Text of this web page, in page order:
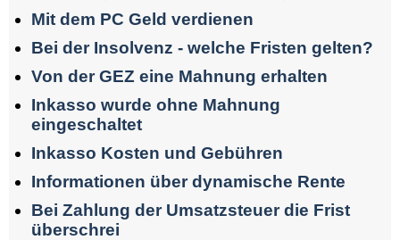
Mit dem PC Geld verdienen
Bei der Insolvenz - welche Fristen gelten?
Von der GEZ eine Mahnung erhalten
Inkasso wurde ohne Mahnung
eingeschaltet
Inkasso Kosten und Gebühren
Informationen über dynamische Rente
Bei Zahlung der Umsatzsteuer die Frist
überschrei